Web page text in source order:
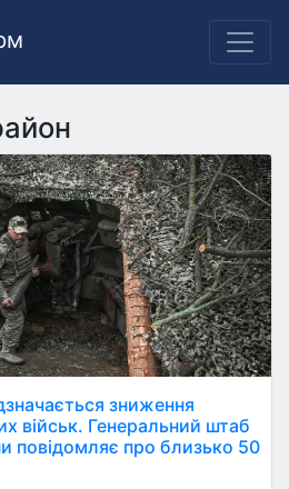
зниження
військ. Генеральний штаб
повідомляє про близько 50